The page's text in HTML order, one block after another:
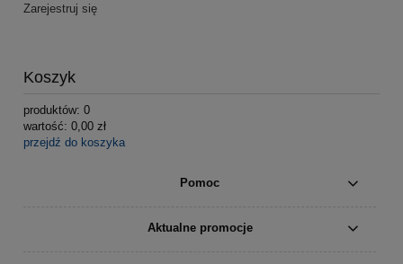
Zarejestruj się
Koszyk
produktów: 0
wartość: 0,00 zł
przejdź do koszyka
Pomoc
Aktualne promocje